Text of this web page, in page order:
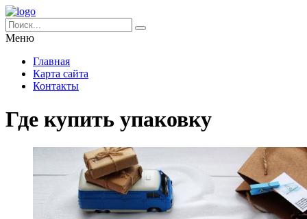
Меню
Главная
Карта сайта
Контакты
Где купить упаковку